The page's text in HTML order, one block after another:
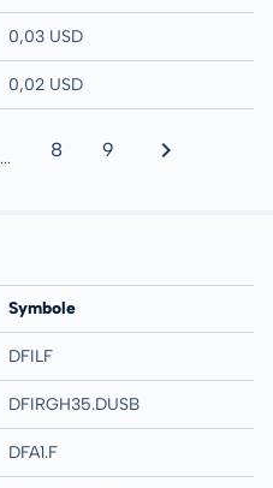
0,03 USD
0,02 USD
... 8 9
Symbole
DFILF
DFIRGH35.DUSB
DFA1.F